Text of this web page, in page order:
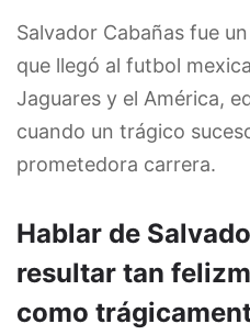
Salvador Cabañas fue
que llegó al futbol
Jaguares y el América,
cuando un trágico
prometedora carrera.
Hablar de
resultar tan
como